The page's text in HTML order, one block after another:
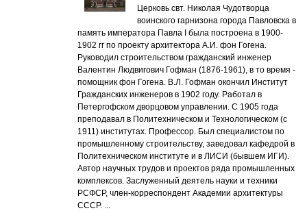
Церковь свт. Николая Чудотворца
воинского гарнизона города Павловска в
память императора Павла I была построена в 1900-
1902 гг по проекту архитектора А.И. фон Гогена.
Руководил строительством гражданский инженер
Валентин Людвигович Гофман (1876-1961), в то время -
помощник фон Гогена. В.Л. Гофман окончил Институт
Гражданских инженеров в 1902 году. Работал в
Петергофском дворцовом управлении. С 1905 года
преподавал в Политехническом и Технологическом (с
1911) институтах. Профессор. Был специалистом по
промышленному строительству, заведовал кафедрой в
Политехническом институте и в ЛИСИ (бывшем ИГИ).
Автор научных трудов и проектов ряда промышленных
комплексов. Заслуженный деятель науки и техники
РСФСР, член-корреспондент Академии архитектуры
СССР. ...